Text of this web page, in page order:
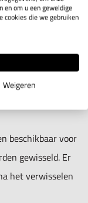
Zero
beschikbaar voor
gewisseld. Er
het verwisselen
en om u een geweldige
cookies die we gebruiken
Weigeren